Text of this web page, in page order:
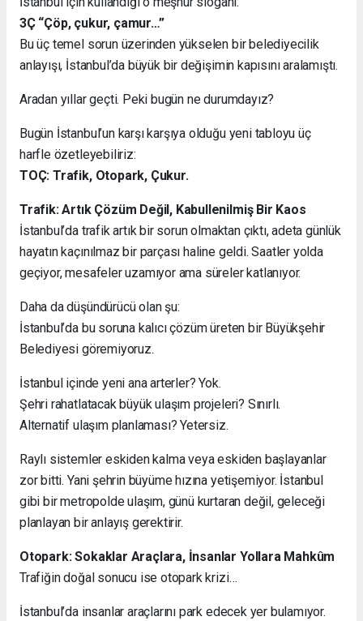
3Ç “Çöp, çukur, çamur…”
Bu üç temel sorun üzerinden yükselen bir belediyecilik
anlayışı, İstanbul’da büyük bir değişimin kapısını aralamıştı.
Aradan yıllar geçti. Peki bugün ne durumdayız?
Bugün İstanbul’un karşı karşıya olduğu yeni tabloyu üç
harfle özetleyebiliriz:
TOÇ: Trafik, Otopark, Çukur.
Trafik: Artık Çözüm Değil, Kabullenilmiş Bir Kaos
İstanbul’da trafik artık bir sorun olmaktan çıktı, adeta günlük
hayatın kaçınılmaz bir parçası haline geldi. Saatler yolda
geçiyor, mesafeler uzamıyor ama süreler katlanıyor.
Daha da düşündürücü olan şu:
İstanbul’da bu soruna kalıcı çözüm üreten bir Büyükşehir
Belediyesi göremiyoruz.
İstanbul içinde yeni ana arterler? Yok.
Şehri rahatlatacak büyük ulaşım projeleri? Sınırlı.
Alternatif ulaşım planlaması? Yetersiz.
Raylı sistemler eskiden kalma veya eskiden başlayanlar
zor bitti. Yani şehrin büyüme hızına yetişemiyor. İstanbul
gibi bir metropolde ulaşım, günü kurtaran değil, geleceği
planlayan bir anlayış gerektirir.
Otopark: Sokaklar Araçlara, İnsanlar Yollara Mahkûm
Trafiğin doğal sonucu ise otopark krizi…
İstanbul’da insanlar araçlarını park edecek yer bulamıyor.